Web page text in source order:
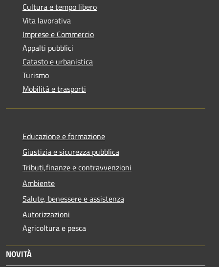
Cultura e tempo libero
Vita lavorativa
Imprese e Commercio
Appalti pubblici
Catasto e urbanistica
Turismo
Mobilità e trasporti
Educazione e formazione
Giustizia e sicurezza pubblica
Tributi,finanze e contravvenzioni
Ambiente
Salute, benessere e assistenza
Autorizzazioni
Agricoltura e pesca
NOVITÀ